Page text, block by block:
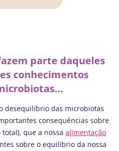
parte daqueles
conhecimentos
desequilíbrio das microbiotas
consequências sobre
que a nossa alimentação
sobre o equilíbrio da nossa